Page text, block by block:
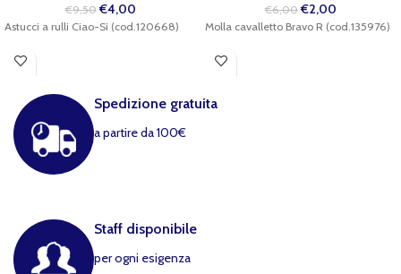
€9,50 €4,00
Astucci a rulli Ciao-Si (cod.120668)
€6,00 €2,00
Molla cavalletto Bravo R (cod.135976)
Spedizione gratuita
a partire da 100€
Staff disponibile
per ogni esigenza